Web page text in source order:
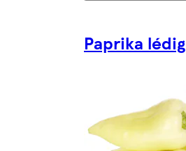
Paprika lédig